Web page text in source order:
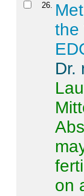
26.
the
Dr.
on